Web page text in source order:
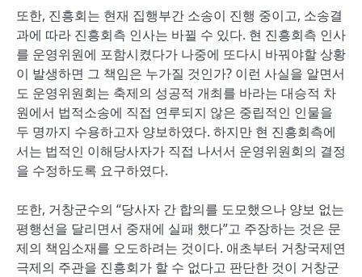
또한, 진흥회는 현재 집행부간 소송이 진행 중이고, 소송결
과에 따라 진흥회측 인사는 바뀔 수 있다. 현 진흥회측 인사
를 운영위원에 포함시켰다가 나중에 또다시 바꿔야할 상황
이 발생하면 그 책임은 누가질 것인가? 이런 사실을 알면서
도 운영위원회는 축제의 성공적 개최를 바라는 대승적 차
원에서 법적소송에 직접 연루되지 않은 중립적인 인물을
두 명까지 수용하고자 양보하였다. 하지만 현 진흥회측에
서는 법적인 이해당사자가 직접 나서서 운영위원회의 결정
을 수정하도록 요구하였다.
또한, 거창군수의 “당사자 간 합의를 도모했으나 양보 없는
평행선을 달리면서 중재에 실패 했다”고 주장하는 것은 문
제의 책임소재를 오도하려는 것이다. 애초부터 거창국제연
극제의 주관을 진흥회가 할 수 없다고 판단한 것이 거창군